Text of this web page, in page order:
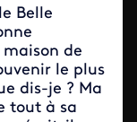
Belle
de
le plus
dis-je ? Ma
tout à sa